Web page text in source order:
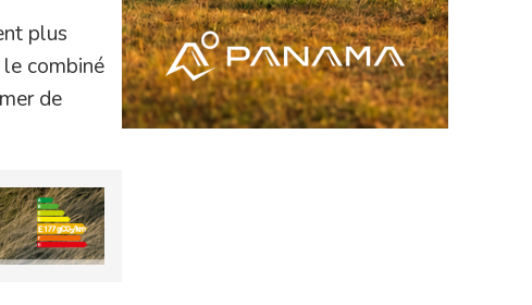
plus
le combiné
de